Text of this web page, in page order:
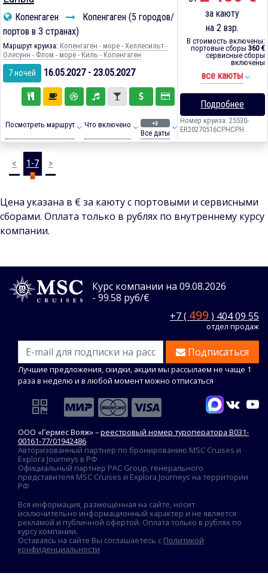
Копенгаген
Копенгаген (5 городов/
портов в 3 странах)
Маршрут круиза: Копенгаген - море - Хеллесильт -
Олесунн - Флом - море - Киль - Копенгаген
7 ночей 16.05.2027 - 23.05.2027
Посмотреть маршрут Что включено +3
Все даты
за каюту
на 2 взр.
В стоимость включены:
портовые сборы 360 €
сервисные сборы
включены
все каюты
Подробнее
Номер круиза: 25530-
ER20270516CPHCPH
< 1-7 >
Цена указана в € за каюту с портовыми и сервисными
сборами. Оплата только в рублях по внутреннему курсу
компании.
Курс компании на 09.08.2026
- 99.58 руб/€
+7 ( 499 ) 404 09 55
отдел продаж
Подписаться
Лучшие предложения, скидки, акции мы рассылаем не чаще 1
раза в неделю и в любой момент можно отписаться
ООО «Гермес Вояж» –реестровый номер туроператора В031-
00161-77/01942486
Авторизованный партнер по бронированию MSC Cruises и
Explora Journeys в РФ
Официальный партнер PAC Group, генерального
представителя MSC Cruises и Explora Journeys на территории
РФ
Вся информация, размещённая на сайте, носит
исключительно информационный характер и не является
рекламой и публичной офертой. Оплата только в рублях по
курсу компании.
Оставаясь на сайте Вы соглашаетесь с Политикой
конфиденциальности